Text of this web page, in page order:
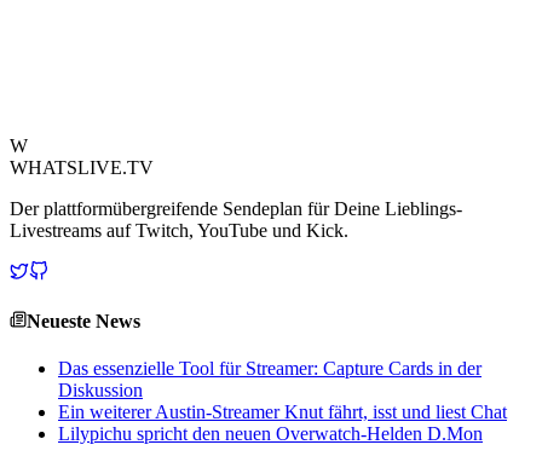
W
WHATSLIVE.TV
Der plattformübergreifende Sendeplan für Deine Lieblings-
Livestreams auf Twitch, YouTube und Kick.
Neueste News
Das essenzielle Tool für Streamer: Capture Cards in der
Diskussion
Ein weiterer Austin-Streamer Knut fährt, isst und liest Chat
Lilypichu spricht den neuen Overwatch-Helden D.Mon